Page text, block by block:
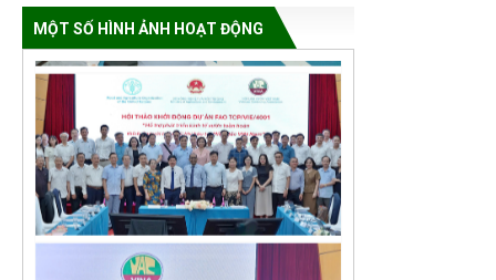
MỘT SỐ HÌNH ẢNH HOẠT ĐỘNG